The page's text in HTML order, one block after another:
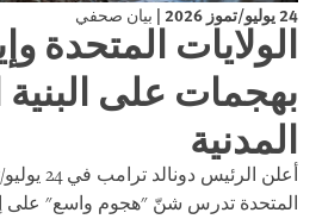
24 يوليو/تموز 2026 | بيان صحفي
الولايات المتحدة
بهجمات على البنية
المدنية
المتحدة تدرس شنّ "هجوم واسع" على